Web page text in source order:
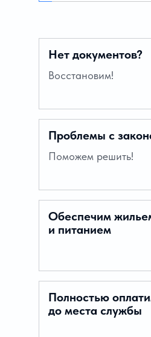
Нет документов?
Проблемы с
Обеспечим
и питанием
Полностью
до места службы
Восстановим!
Поможем решить!